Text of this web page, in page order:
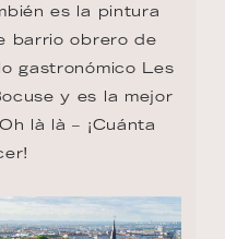
es la pintura
barrio obrero de
gastronómico Les
y es la mejor
là là – ¡Cuánta